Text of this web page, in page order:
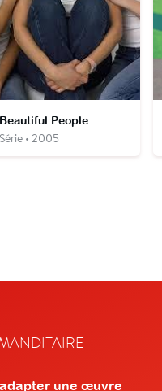
People
• 2005
une œuvre